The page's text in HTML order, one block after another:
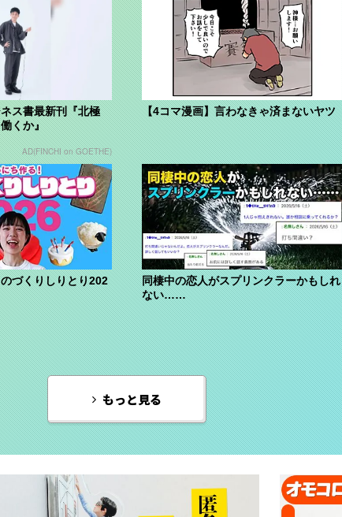
ス書最新刊『北極
くか』
AD(FINCHI on GOETHE)
【4コマ漫画】言わなきゃ済まないヤツ
づくりしりとり202
同棲中の恋人がスプリンクラーかもしれ
ない……
もっと見る